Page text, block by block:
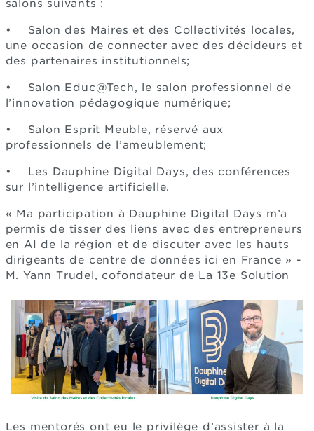
salons suivants :
• Salon des Maires et des Collectivités locales,
une occasion de connecter avec des décideurs et
des partenaires institutionnels;
• Salon Educ@Tech, le salon professionnel de
l’innovation pédagogique numérique;
• Salon Esprit Meuble, réservé aux
professionnels de l’ameublement;
• Les Dauphine Digital Days, des conférences
sur l’intelligence artificielle.
« Ma participation à Dauphine Digital Days m’a
permis de tisser des liens avec des entrepreneurs
en AI de la région et de discuter avec les hauts
dirigeants de centre de données ici en France » -
M. Yann Trudel, cofondateur de La 13e Solution
Les mentorés ont eu le privilège d’assister à la